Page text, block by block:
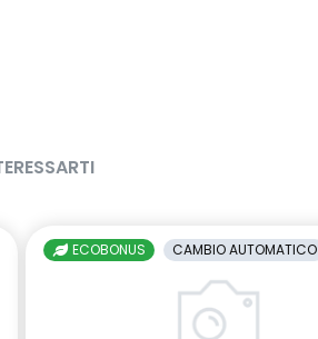
ECOBONUS CAMBIO AUTOMATICO